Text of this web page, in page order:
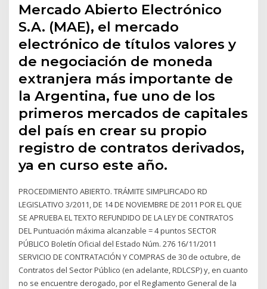
Mercado Abierto Electrónico
S.A. (MAE), el mercado
electrónico de títulos valores y
de negociación de moneda
extranjera más importante de
la Argentina, fue uno de los
primeros mercados de capitales
del país en crear su propio
registro de contratos derivados,
ya en curso este año.
PROCEDIMIENTO ABIERTO. TRÁMITE SIMPLIFICADO RD
LEGISLATIVO 3/2011, DE 14 DE NOVIEMBRE DE 2011 POR EL QUE
SE APRUEBA EL TEXTO REFUNDIDO DE LA LEY DE CONTRATOS
DEL Puntuación máxima alcanzable = 4 puntos SECTOR
PÚBLICO Boletín Oficial del Estado Núm. 276 16/11/2011
SERVICIO DE CONTRATACIÓN Y COMPRAS de 30 de octubre, de
Contratos del Sector Público (en adelante, RDLCSP) y, en cuanto
no se encuentre derogado, por el Reglamento General de la